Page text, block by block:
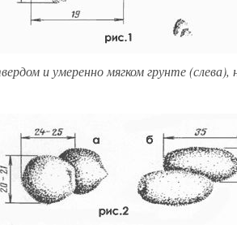
и умеренно мягком грунте (слева),